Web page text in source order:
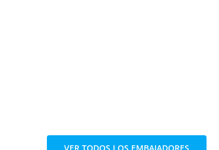
VER TODOS LOS EMBAJADORES